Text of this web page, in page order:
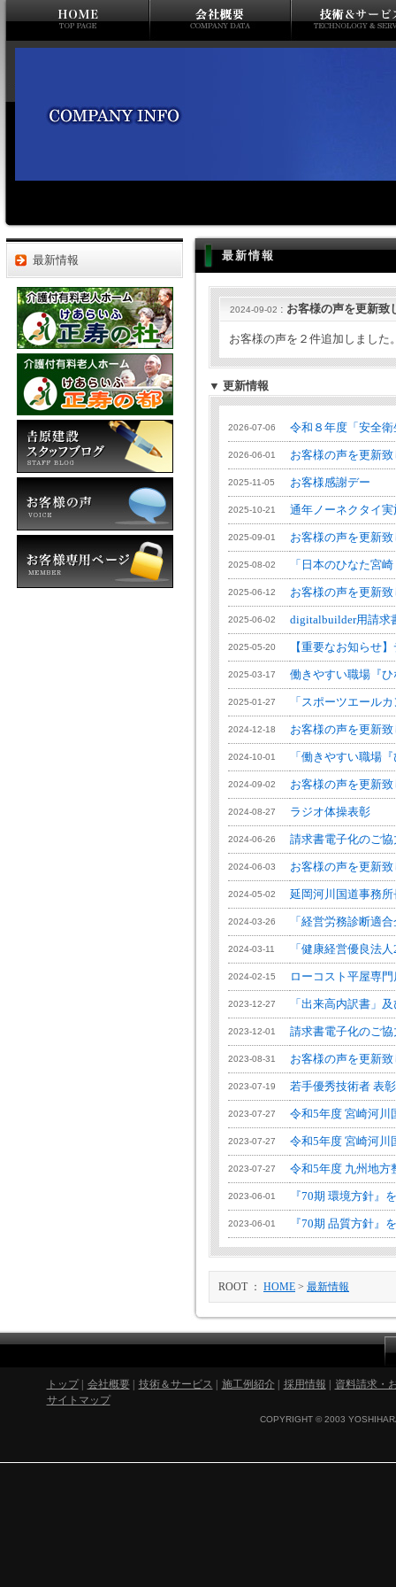
最新情報 最新情報
2024-09-02 : お客様の声を更新致
お客様の声を２件追加しました
▼ 更新情報
2026-07-06 令和８年度「安全
2026-06-01 お客様の声を更新
2025-11-05 お客様感謝デー
2025-10-21 通年ノーネクタイ
2025-09-01 お客様の声を更新
2025-08-02 「日本のひなた宮
2025-06-12 お客様の声を更新
2025-06-02 digitalbuilder用請求
2025-05-20 【重要なお知らせ
2025-03-17 働きやすい職場『
2025-01-27 「スポーツエール
2024-12-18 お客様の声を更新
2024-10-01 「働きやすい職場
2024-09-02 お客様の声を更新
2024-08-27 ラジオ体操表彰
2024-06-26 請求書電子化のご
2024-06-03 お客様の声を更新
2024-05-02 延岡河川国道事務
2024-03-26 「経営労務診断適
2024-03-11 「健康経営優良法
2024-02-15 ローコスト平屋専
2023-12-27 「出来高内訳書」
2023-12-01 請求書電子化のご
2023-08-31 お客様の声を更新
2023-07-19 若手優秀技術者 表彰
2023-07-27 令和5年度 宮崎河川
2023-07-27 令和5年度 宮崎河川
2023-07-27 令和5年度 九州地方
2023-06-01 『70期 環境方針』
2023-06-01 『70期 品質方針』
ROOT ： HOME > 最新情報
トップ| 会社概要| 技術＆サービス 施工例紹介| 採用情報
資料請求・
サイトマップ
COPYRIGHT © 2003